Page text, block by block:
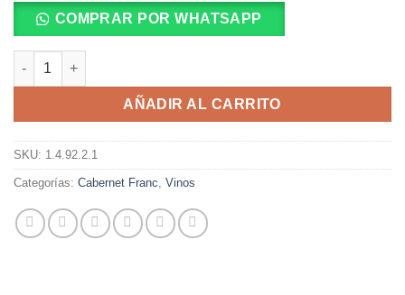
COMPRAR POR WHATSAPP
Dos Puentes Gran Summit Cabernet Franc 750 Ml. cantidad
AÑADIR AL CARRITO
SKU: 1.4.92.2.1
Categorías: Cabernet Franc Vinos